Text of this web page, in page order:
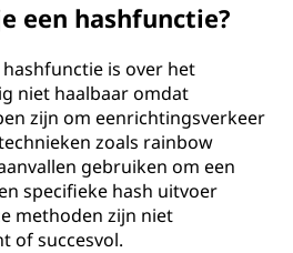
een hashfunctie?
is over het
niet haalbaar omdat
zijn om eenrichtingsverkeer
zoals rainbow
gebruiken om een
specifieke hash uitvoer
methoden zijn niet
of succesvol.